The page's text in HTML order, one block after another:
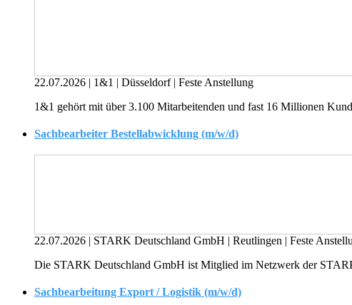
22.07.2026 | 1&1 | Düsseldorf | Feste Anstellung
1&1 gehört mit über 3.100 Mitarbeitenden und fast 16 Millionen
Sachbearbeiter Bestellabwicklung (m/w/d)
22.07.2026 | STARK Deutschland GmbH | Reutlingen | Feste
Die STARK Deutschland GmbH ist Mitglied im Netzwerk der
Sachbearbeitung Export / Logistik (m/w/d)